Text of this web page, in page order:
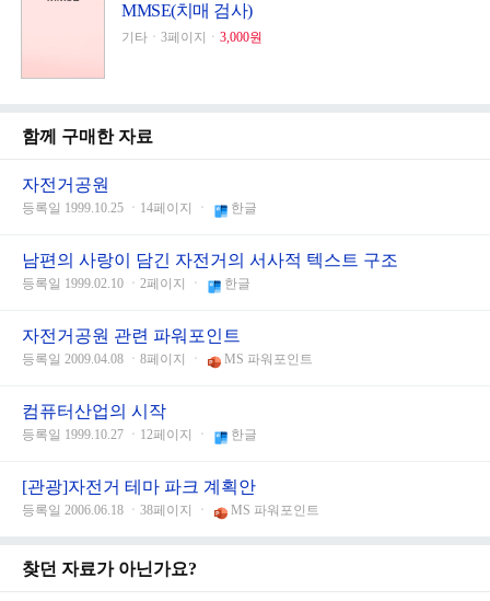
MMSE(치매 검사)
기타ㆍ3페이지ㆍ 3,000원
함께 구매한 자료
자전거공원
등록일 1999.10.25 ㆍ14페이지 ㆍ 한글
남편의 사랑이 담긴 자전거의 서사적 텍스트 구조
등록일 1999.02.10 ㆍ2페이지 ㆍ 한글
자전거공원 관련 파워포인트
등록일 2009.04.08 ㆍ8페이지 ㆍ MS 파워포인트
컴퓨터산업의 시작
등록일 1999.10.27 ㆍ12페이지 ㆍ 한글
[관광]자전거 테마 파크 계획안
등록일 2006.06.18 ㆍ38페이지 ㆍ MS 파워포인트
찾던 자료가 아닌가요?